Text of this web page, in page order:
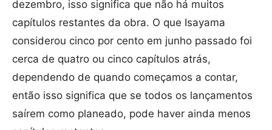
dezembro, isso significa que não há muitos
capítulos restantes da obra. O que Isayama
considerou cinco por cento em junho passado foi
cerca de quatro ou cinco capítulos atrás,
dependendo de quando começamos a contar,
então isso significa que se todos os lançamentos
saírem como planeado, pode haver ainda menos